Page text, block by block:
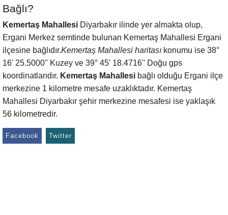
Bağlı?
Kemertaş Mahallesi Diyarbakır ilinde yer almakta olup,
Ergani Merkez semtinde bulunan Kemertaş Mahallesi Ergani
ilçesine bağlıdır.Kemertaş Mahallesi haritası konumu ise 38°
16' 25.5000'' Kuzey ve 39° 45' 18.4716'' Doğu gps
koordinatlarıdır. Kemertaş Mahallesi bağlı olduğu Ergani ilçe
merkezine 1 kilometre mesafe uzaklıktadır. Kemertaş
Mahallesi Diyarbakır şehir merkezine mesafesi ise yaklaşık
56 kilometredir.
Facebook Twitter